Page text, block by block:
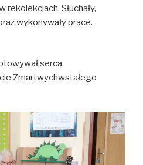
rekolekcjach. Słuchały,
wykonywały prace.
serca
Zmartwychwstałego